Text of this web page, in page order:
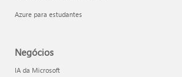
Azure para estudantes
Negócios
IA da Microsoft